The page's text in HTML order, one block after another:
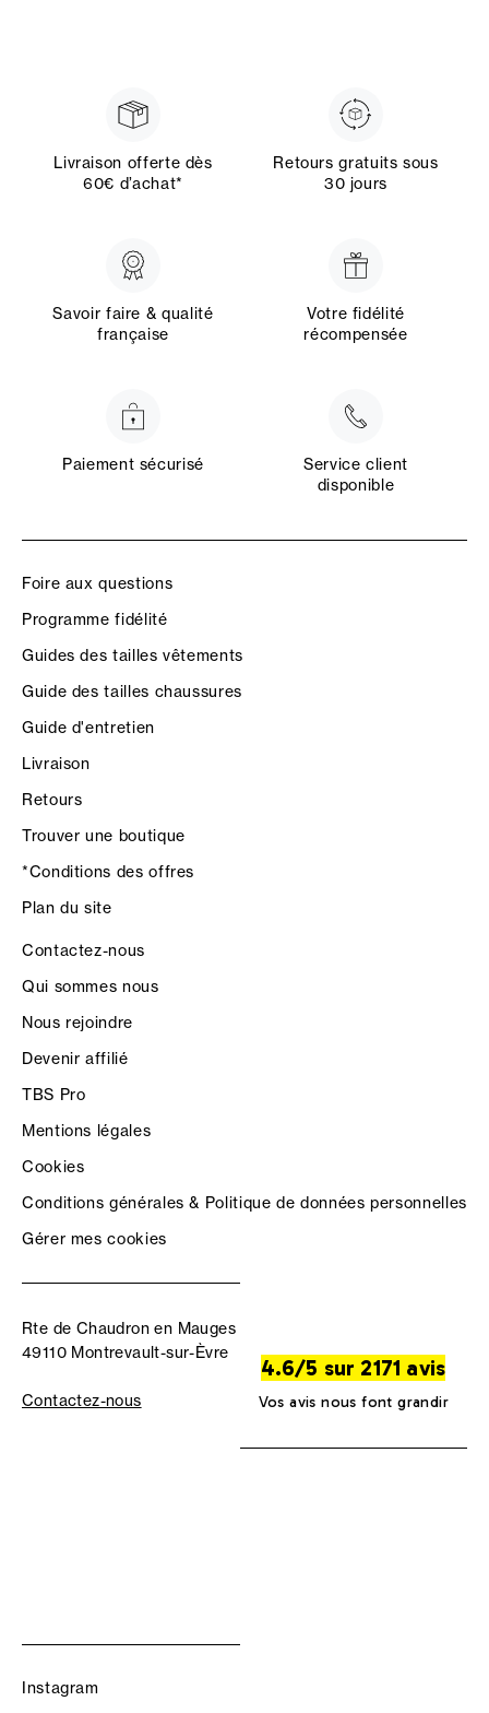
Livraison offerte dès
60€ d’achat*
Retours gratuits sous
30 jours
Savoir faire & qualité
française
Votre fidélité
récompensée
Paiement sécurisé
Service client
disponible
Foire aux questions
Programme fidélité
Guides des tailles vêtements
Guide des tailles chaussures
Guide d'entretien
Livraison
Retours
Trouver une boutique
*Conditions des offres
Plan du site
Contactez-nous
Qui sommes nous
Nous rejoindre
Devenir affilié
TBS Pro
Mentions légales
Cookies
Conditions générales & Politique de données personnelles
Gérer mes cookies
Rte de Chaudron en Mauges
49110 Montrevault-sur-Èvre
Contactez-nous
4.6/5 sur 2171 avis
Vos avis nous font grandir
Instagram